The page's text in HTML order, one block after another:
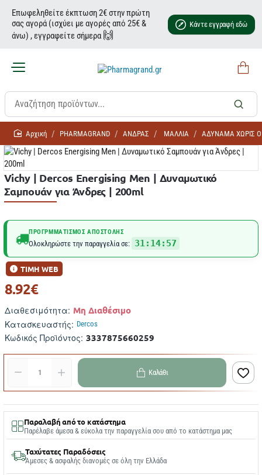
Επωφεληθείτε έκπτωση 2€ στην πρώτη
σας αγορά (ισχύει με αγορές από 25€ &
άνω) , εγγραφείτε σήμερα 🙌
Κάντε εγγραφή εδώ
homePHARMAGRAND ΑΝΔΡΑΣ ΜΑΛΛΙΑ ΑΔΥΝΑΜΑ ΧΩΡΙΣ
Vichy | Dercos Energising Men | Δυναμωτικό
Σαμπουάν για Άνδρες | 200ml
ΠΡΟΓΡΜΜΑΤΙΣΜΌΣ ΑΠΟΣΤΟΛΉΣ
Ολοκληρώστε την παραγγελία σε: 31:14:57
Διαθεσιμότητα: Μη Διαθέσιμο
Κατασκευαστής: Dercos
Κωδικός Προϊόντος: 3337875660259
ΤΙΜΗ WEB
8.92€
Καλάθι
Παραλαβή από το κατάστημα
Παρέλαβε άμεσα & εύκολα την παραγγελία σου από το κατάστημα μας
Ταχύτατες Παραδόσεις
Άμεσες & ασφαλής διανομές σε όλη την Ελλάδα